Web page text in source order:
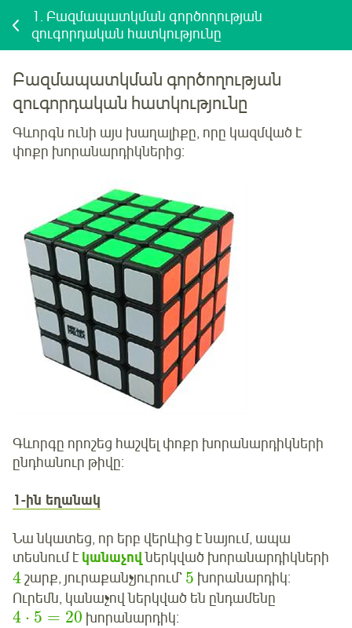
1. Բազմապատկման գործողության
զուգորդական հատկությունը
Բազմապատկման գործողության
զուգորդական հատկությունը
Գևորգն ունի այս խաղալիքը, որը կազմված է
փոքր խորանարդիկներից:
Գևորգը որոշեց հաշվել փոքր խորանարդիկների
ընդհանուր թիվը:
1-ին եղանակ
Նա նկատեց, որ երբ վերևից է նայում, ապա
տեսնում էկանաչովներկված խորանարդիկների
4շարք, յուրաքանչյուրում` 5 խորանարդիկ:
Ուրեմն, կանաչով ներկված են ընդամենը
4 ⋅ 5 = 20 խորանարդիկ: